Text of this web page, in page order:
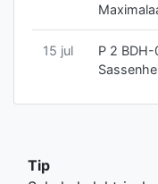
15 jul
P 2
Tip